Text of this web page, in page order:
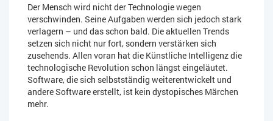
Der Mensch wird nicht der Technologie wegen
verschwinden. Seine Aufgaben werden sich jedoch stark
verlagern – und das schon bald. Die aktuellen Trends
setzen sich nicht nur fort, sondern verstärken sich
zusehends. Allen voran hat die Künstliche Intelligenz die
technologische Revolution schon längst eingeläutet.
Software, die sich selbstständig weiterentwickelt und
andere Software erstellt, ist kein dystopisches Märchen
mehr.